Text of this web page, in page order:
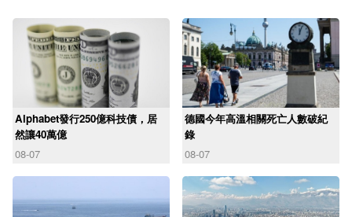
Alphabet發行250億科技債，居
然讓40萬億
08-07
德國今年高溫相關死亡人數破紀
錄
08-07